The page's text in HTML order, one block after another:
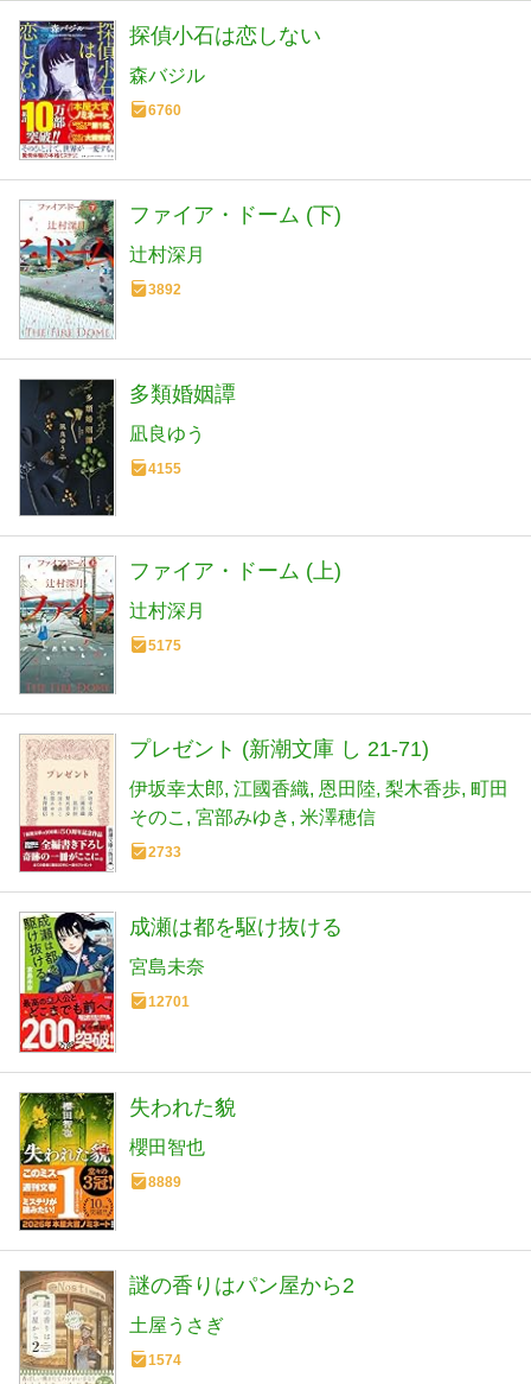
探偵小石は恋しない
森バジル
6760
ファイア・ドーム (下)
辻村深月
3892
多類婚姻譚
凪良ゆう
4155
ファイア・ドーム (上)
辻村深月
5175
プレゼント (新潮文庫 し 21-71)
伊坂幸太郎 江國香織 恩田陸 梨木香歩 町田
そのこ
宮部みゆき 米澤穂信
2733
成瀬は都を駆け抜ける
宮島未奈
12701
失われた貌
櫻田智也
8889
謎の香りはパン屋から2
土屋うさぎ
1574